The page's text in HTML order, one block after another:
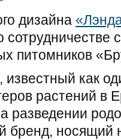
дизайна
сотрудничестве
питомников
как
растений в
разведении
бренд, носящий